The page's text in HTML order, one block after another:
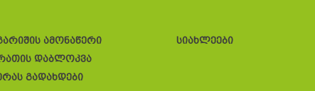
ამონაწერი
დაბლოკვა
გადახდები
სიახლეები